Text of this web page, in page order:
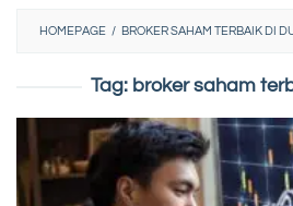
HOMEPAGE / BROKER SAHAM TERBAIK DI
Tag: broker saham